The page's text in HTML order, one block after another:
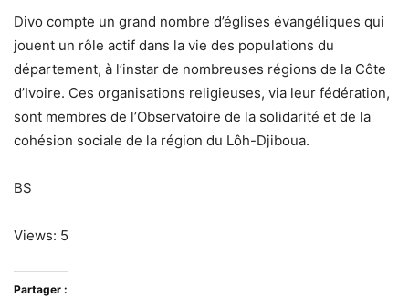
Divo compte un grand nombre d’églises évangéliques qui
jouent un rôle actif dans la vie des populations du
département, à l’instar de nombreuses régions de la Côte
d’Ivoire. Ces organisations religieuses, via leur fédération,
sont membres de l’Observatoire de la solidarité et de la
cohésion sociale de la région du Lôh-Djiboua.
BS
Views: 5
Partager :